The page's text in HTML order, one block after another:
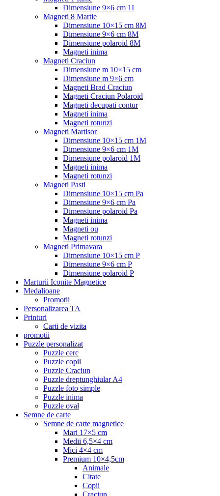
Dimensiune 9×6 cm 1I
Magneti 8 Martie
Dimensiune 10×15 cm 8M
Dimensiune 9×6 cm 8M
Dimensiune polaroid 8M
Magneti inima
Magneti Craciun
Dimensiune m 10×15 cm
Dimensiune m 9×6 cm
Magneti Brad Craciun
Magneti Craciun Polaroid
Magneti decupati contur
Magneti inima
Magneti rotunzi
Magneti Martisor
Dimensiune 10×15 cm 1M
Dimensiune 9×6 cm 1M
Dimensiune polaroid 1M
Magneti inima
Magneti rotunzi
Magneti Pasti
Dimensiune 10×15 cm Pa
Dimensiune 9×6 cm Pa
Dimensiune polaroid Pa
Magneti inima
Magneti ou
Magneti rotunzi
Magneti Primavara
Dimensiune 10×15 cm P
Dimensiune 9×6 cm P
Dimensiune polaroid P
Marturii Iconite Magnetice
Medalioane
Promotii
Personalizarea TA
Printuri
Carti de vizita
promotii
Puzzle personalizat
Puzzle cerc
Puzzle copii
Puzzle Craciun
Puzzle dreptunghiular A4
Puzzle foto simple
Puzzle inima
Puzzle oval
Semne de carte
Semne de carte magnetice
Mari 17×5 cm
Medii 6,5×4 cm
Mici 4×4 cm
Premium 10×4,5cm
Animale
Citate
Copii
Craciun